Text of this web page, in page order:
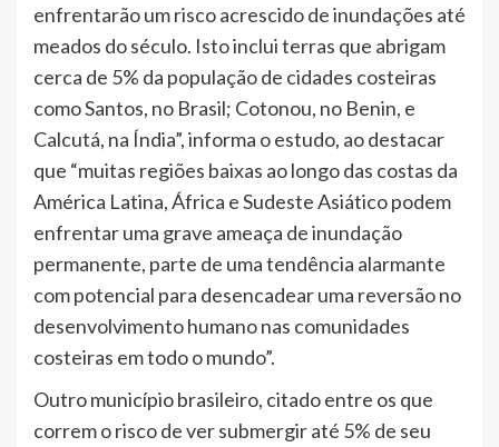
enfrentarão um risco acrescido de inundações até
meados do século. Isto inclui terras que abrigam
cerca de 5% da população de cidades costeiras
como Santos, no Brasil; Cotonou, no Benin, e
Calcutá, na Índia”, informa o estudo, ao destacar
que “muitas regiões baixas ao longo das costas da
América Latina, África e Sudeste Asiático podem
enfrentar uma grave ameaça de inundação
permanente, parte de uma tendência alarmante
com potencial para desencadear uma reversão no
desenvolvimento humano nas comunidades
costeiras em todo o mundo”.
Outro município brasileiro, citado entre os que
correm o risco de ver submergir até 5% de seu